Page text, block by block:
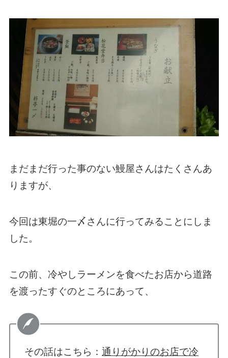
まだまだ行った事のない鰻屋さんはたくさんあ
りますが、
今回は東堀の一〆さんに行ってみることにしま
した。
この前、冷やしラーメンを食べたお店から道路
を渡ったすぐのところにあって、
その話はこちら：通りがかりのお店で冷